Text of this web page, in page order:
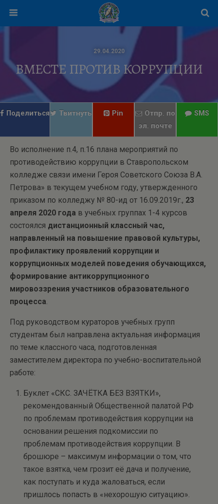
29.04.2020
ВМЕСТЕ ПРОТИВ КОРРУПЦИИ
Поделиться Твитнуть Pin
Отпр. по
эл. почте
SMS
Во исполнение п.4, п.16 плана мероприятий по
противодействию коррупции в Ставропольском
колледже связи имени Героя Советского Союза В.А.
Петрова» в текущем учебном году, утвержденного
приказом по колледжу № 80-ид от 16.09.2019г., 23
апреля 2020 года в учебных группах 1-4 курсов
состоялся дистанционный классный час,
направленный на повышение правовой культуры,
профилактику проявлений коррупции и
коррупционных моделей поведения обучающихся,
формирование антикоррупционного
мировоззрения участников образовательного
процесса.
Под руководством кураторов учебных групп
студентам был направлена актуальная информация
по теме классного часа, подготовленная
заместителем директора по учебно-воспитательной
работе:
Буклет «СКС. ЗАЧЁТКА БЕЗ ВЗЯТКИ»,
рекомендованный Общественной палатой РФ
по проблемам противодействия коррупции на
основании решения подкомиссии по
проблемам противодействия коррупции. В
брошюре – максимум информации о том, что
такое взятка, чем грозит её дача и получение,
как поступать и куда жаловаться, если
пришлось попасть в «нехорошую ситуацию».